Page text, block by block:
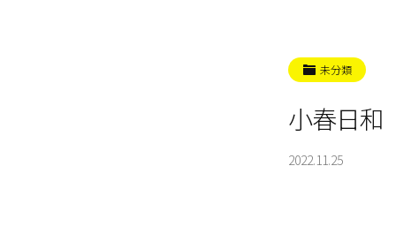
未分類
小春日和
2022.11.25